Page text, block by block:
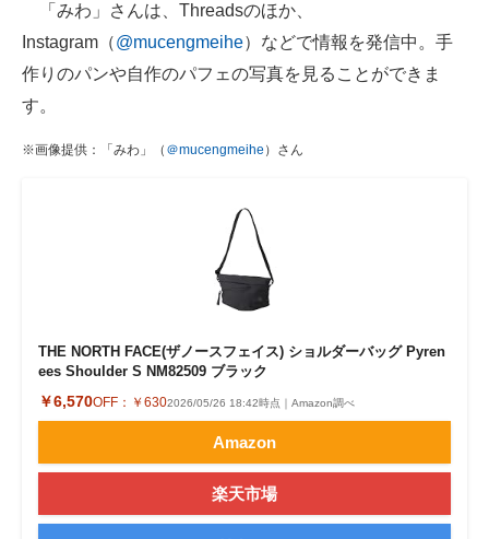
「みわ」さんは、Threadsのほか、
Instagram（@mucengmeihe）などで情報を発信中。手
作りのパンや自作のパフェの写真を見ることができま
す。
※画像提供：「みわ」（ ＠mucengmeihe ）さん
THE NORTH FACE(ザノースフェイス) ショルダーバッグ Pyren
ees Shoulder S NM82509 ブラック
￥6,570OFF： ￥6302026/05/26 18:42時点｜Amazon調べ
Amazon
楽天市場